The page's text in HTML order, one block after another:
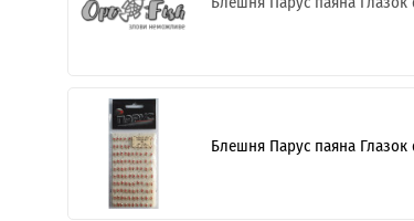
Блешня Парус паяна